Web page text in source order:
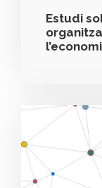
Estudi